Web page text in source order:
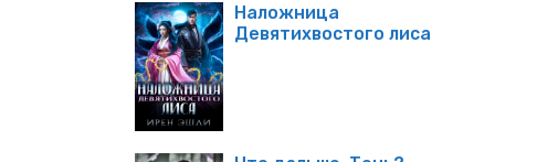
Наложница
Девятихвостого лиса